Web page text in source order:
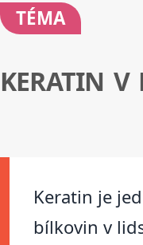
TÉMA
KERATIN V
Keratin je
bílkovin v